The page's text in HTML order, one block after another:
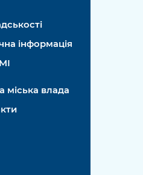
інформація
міська влада